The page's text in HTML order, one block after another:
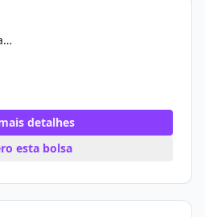
Especialização (pós-graduação)
detalhes
esta bolsa